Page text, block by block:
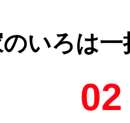
いろは一
02